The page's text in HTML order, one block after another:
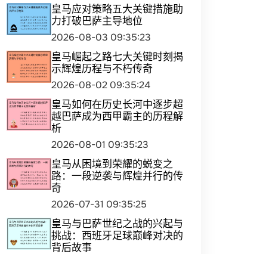
皇马应对策略五大关键措施助
力打破巴萨主导地位
2026-08-03 09:35:23
皇马崛起之路七大关键时刻揭
示辉煌历程与不朽传奇
2026-08-02 09:35:24
皇马如何在历史长河中逐步超
越巴萨成为西甲霸主的历程解
析
2026-08-01 09:35:23
皇马从困境到荣耀的蜕变之
路：一段逆袭与辉煌并行的传
奇
2026-07-31 09:35:25
皇马与巴萨世纪之战的兴起与
挑战：西班牙足球巅峰对决的
背后故事